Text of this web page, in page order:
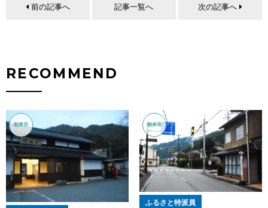
前の記事へ 記事一覧へ 次の記事へ
RECOMMEND
朝来市 朝来市
ふるさと特派員